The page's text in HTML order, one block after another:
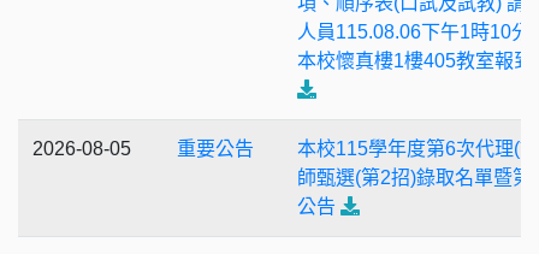
人員115.08.06下午1時10分
本校懷真樓1樓405教室報到
2026-08-05 重要公告
本校115學年度第6次代理(
師甄選(第2招)錄取名單暨第
公告